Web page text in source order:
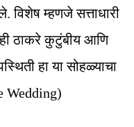
विशेष म्हणजे सत्ताधारी
ठाकरे कुटुंबीय आणि
हा या सोहळ्याचा
Wedding)